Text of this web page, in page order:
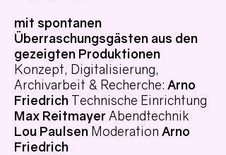
mit spontanen
Überraschungsgästen aus den
gezeigten Produktionen
Konzept, Digitalisierung,
Archivarbeit & Recherche: Arno
Friedrich Technische Einrichtung
Max Reitmayer Abendtechnik
Lou Paulsen Moderation Arno
Friedrich